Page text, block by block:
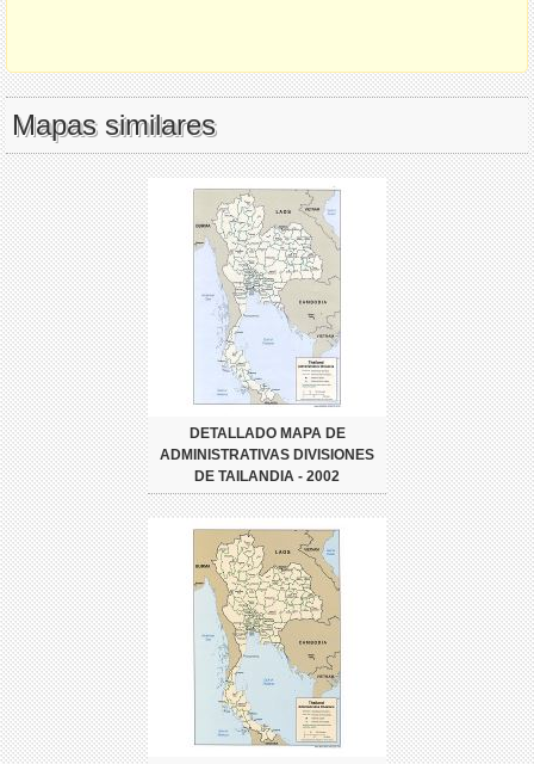
Mapas similares
DETALLADO MAPA DE
ADMINISTRATIVAS DIVISIONES
DE TAILANDIA - 2002